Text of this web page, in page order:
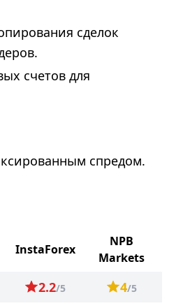
сделок
счетов для
спредом.
InstaForex
NPB
Markets
2.2/5 4/5